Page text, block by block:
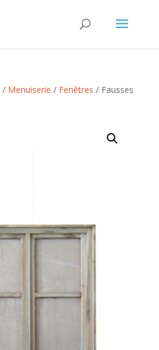
/ Menuiserie / Fenêtres / Fausses